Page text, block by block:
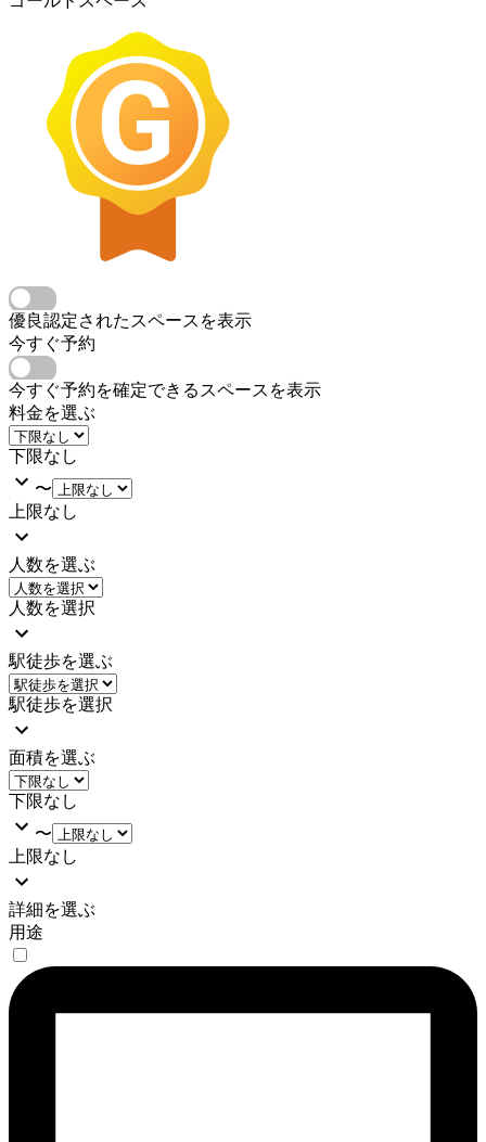
優良認定されたスペースを表示
今すぐ予約
今すぐ予約を確定できるスペースを表示
料金を選ぶ
下限なし
〜
上限なし
人数を選ぶ
人数を選択
駅徒歩を選ぶ
駅徒歩を選択
面積を選ぶ
下限なし
〜
上限なし
詳細を選ぶ
用途